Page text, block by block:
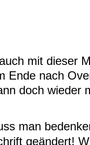
mit dieser
Ende nach
doch wieder
man
geändert!